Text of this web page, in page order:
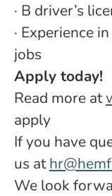
· B driver’s
· Experience
jobs
Apply today!
Read more at
apply
If you have
us at
We look